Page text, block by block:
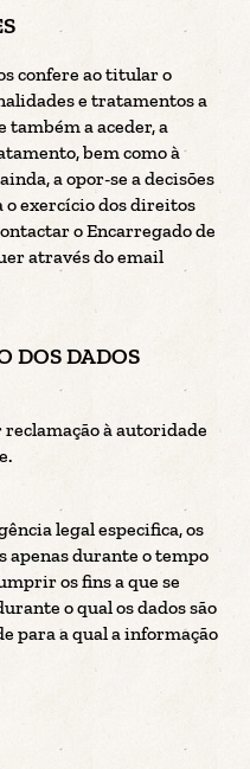
confere ao titular o
e tratamentos a
também a aceder, a
bem como à
a opor-se a decisões
exercício dos direitos
o Encarregado de
através do email
DOS DADOS
à autoridade
legal especifica, os
apenas durante o tempo
os fins a que se
o qual os dados são
para a qual a informação